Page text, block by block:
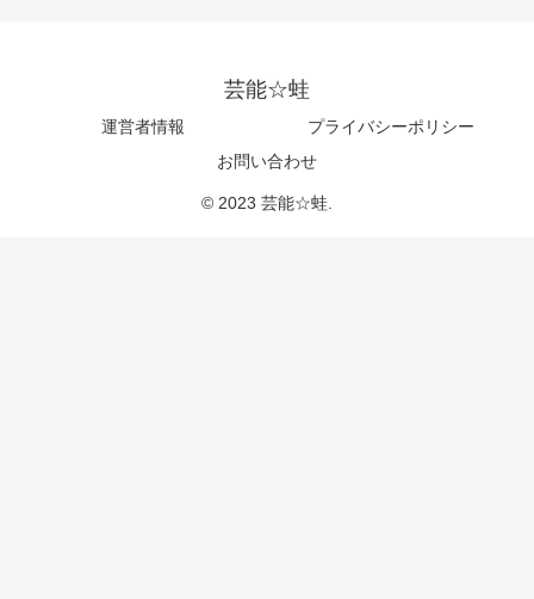
芸能☆蛙
運営者情報
プライバシーポリシー
お問い合わせ
© 2023 芸能☆蛙.